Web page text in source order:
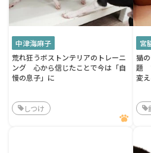
中津海麻子
荒れ狂うボストンテリアのトレーニ
ング 心から信じたことで今は「自
慢の息子」に
しつけ
宮
猫
題
変